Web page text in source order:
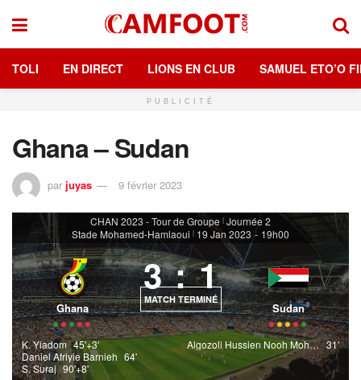
TOLI EN DIRECT LIONS EN CLUB SAMUEL ETO’O
PUBLICITÉ
Ghana – Sudan
par juyas 9 février 2023
CHAN 2023 - Tour de Groupe | Journée 2
Stade Mohamed-Hamlaoui | 19 Jan 2023 - 19h00
Ghana
3 : 1
MATCH TERMINÉ
Sudan
K. Yiadom 45'+3'
Daniel Afriyie Barnieh 64'
S. Suraj 90'+8'
Algozoli Hussien Nooh Mohamed 31'